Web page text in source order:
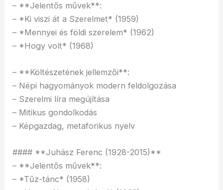
– **Jelentős művek**:
– *Ki viszi át a Szerelmet* (1959)
– *Mennyei és földi szerelem* (1962)
– *Hogy volt* (1968)
– **Költészetének jellemzői**:
– Népi hagyományok modern feldolgozása
– Szerelmi líra megújítása
– Mitikus gondolkodás
– Képgazdag, metaforikus nyelv
#### **Juhász Ferenc (1928-2015)**
– **Jelentős művek**:
– *Tűz-tánc* (1958)